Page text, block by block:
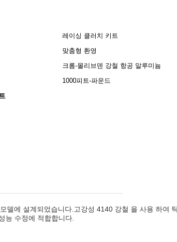
레이싱 클러치 키트
맞춤형 환영
크롬-몰리브덴 강철 항공 알루미늄
1000피트-파운드
에 설계되었습니다.고강성 4140 강철 을 사용 하여
능 수정에 적합합니다.